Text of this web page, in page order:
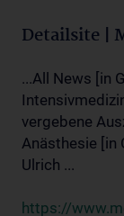
Detailsite |
...All News [in
vergebene
Anästhesie [in
Ulrich ...
https://